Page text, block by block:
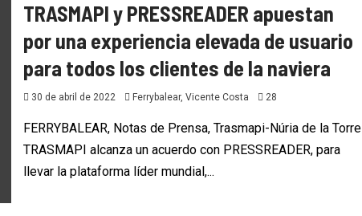
TRASMAPI y PRESSREADER apuestan
por una experiencia elevada de usuario
para todos los clientes de la naviera
30 de abril de 2022 Ferrybalear, Vicente Costa 28
FERRYBALEAR, Notas de Prensa, Trasmapi-Núria de la Torre
TRASMAPI alcanza un acuerdo con PRESSREADER, para
llevar la plataforma líder mundial,...